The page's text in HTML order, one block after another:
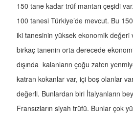
150 tane kadar trüf mantarı çeşidi
100 tanesi Türkiye’de mevcut. Bu
iki tanesinin yüksek ekonomik değeri
birkaç tanenin orta derecede
dışında kalanların çoğu zaten
katran kokanlar var, içi boş olanlar
değerli. Bunlardan biri İtalyanların
Fransızların siyah trüfü. Bunlar çok